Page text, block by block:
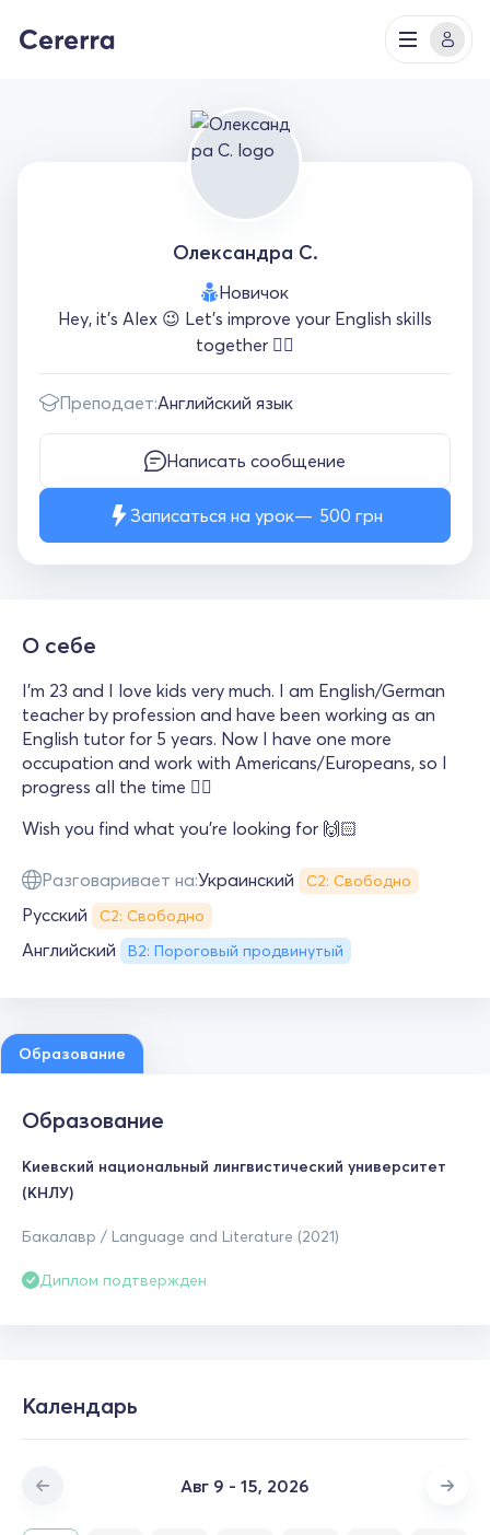
Олександра С.
Новичок
Hey, it’s Alex 😉 Let’s improve your English skills
together ✌🏻
Преподает:Английский язык
Написать сообщение
Записаться на урок 500 грн
О себе
I’m 23 and I love kids very much. I am English/German
teacher by profession and have been working as an
English tutor for 5 years. Now I have one more
occupation and work with Americans/Europeans, so I
progress all the time ✌🏻
Wish you find what you’re looking for 🙌🏻
Разговаривает на:Украинский С2: Свободно
Русский С2: Свободно
Английский B2: Пороговый продвинутый
Образование
Образование
Киевский национальный лингвистический университет
(КНЛУ)
Бакалавр / Language and Literature (2021)
Диплом подтвержден
Календарь
Авг 9 - 15, 2026